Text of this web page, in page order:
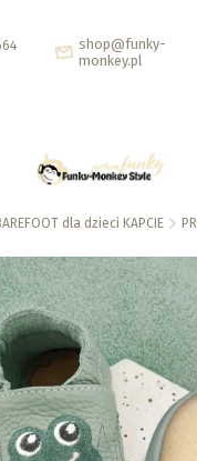
shop@funky-
monkey.pl
dla dzieci KAPCIE